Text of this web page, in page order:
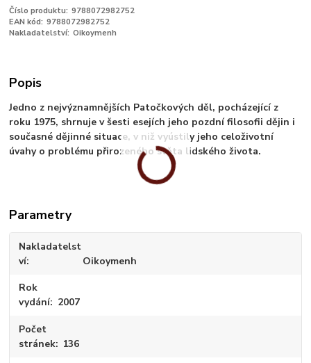
Číslo produktu: 9788072982752
EAN kód: 9788072982752
Nakladatelství: Oikoymenh
Popis
Jedno z nejvýznamnějších Patočkových děl, pocházející z
roku 1975, shrnuje v šesti esejích jeho pozdní filosofii dějin i
současné dějinné situace, v niž vyústily jeho celoživotní
úvahy o problému přirozeného světa lidského života.
Parametry
Nakladatelst
ví
Oikoymenh
Rok
vydání
2007
Počet
stránek
136